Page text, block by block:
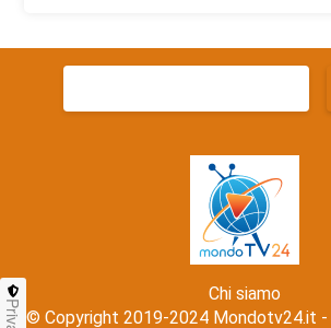
Ricerca
Chi siamo
© Copyright 2019-2024 Mondotv24.it